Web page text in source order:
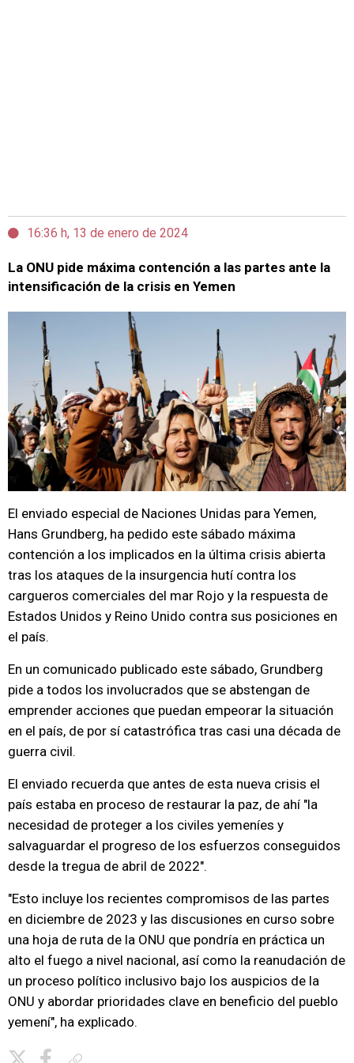
16:36 h, 13 de enero de 2024
La ONU pide máxima contención a las partes ante la
intensificación de la crisis en Yemen
El enviado especial de Naciones Unidas para Yemen,
Hans Grundberg, ha pedido este sábado máxima
contención a los implicados en la última crisis abierta
tras los ataques de la insurgencia hutí contra los
cargueros comerciales del mar Rojo y la respuesta de
Estados Unidos y Reino Unido contra sus posiciones en
el país.
En un comunicado publicado este sábado, Grundberg
pide a todos los involucrados que se abstengan de
emprender acciones que puedan empeorar la situación
en el país, de por sí catastrófica tras casi una década de
guerra civil.
El enviado recuerda que antes de esta nueva crisis el
país estaba en proceso de restaurar la paz, de ahí "la
necesidad de proteger a los civiles yemeníes y
salvaguardar el progreso de los esfuerzos conseguidos
desde la tregua de abril de 2022".
"Esto incluye los recientes compromisos de las partes
en diciembre de 2023 y las discusiones en curso sobre
una hoja de ruta de la ONU que pondría en práctica un
alto el fuego a nivel nacional, así como la reanudación de
un proceso político inclusivo bajo los auspicios de la
ONU y abordar prioridades clave en beneficio del pueblo
yemení", ha explicado.